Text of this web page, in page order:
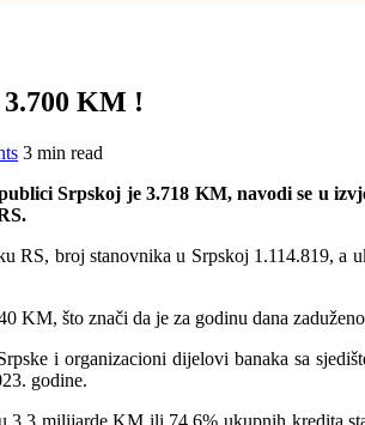
3.700 KM !
3 min read
Srpskoj je 3.718 KM, navodi se u
RS, broj stanovnika u Srpskoj 1.114.819,
KM, što znači da je za godinu dana
i organizacioni dijelovi banaka sa
godine.
3,3 milijarde KM ili 74,6% ukupnih kredita